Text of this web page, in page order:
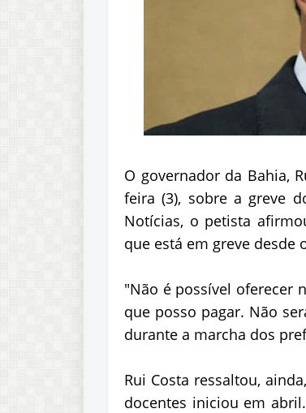
O governador da Bahia,
feira (3), sobre a greve
Notícias, o petista
que está em greve desde
"Não é possível oferecer
que posso pagar. Não
durante a marcha dos
Rui Costa ressaltou,
docentes iniciou em